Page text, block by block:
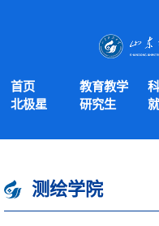
首页 教育教学
北极星
研究生
测绘学院